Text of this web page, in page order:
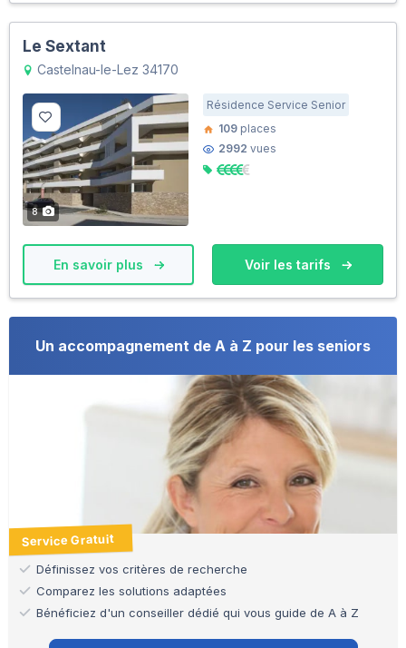
Le Sextant
Castelnau-le-Lez 34170
8
Résidence Service Senior
109 places
2992 vues
En savoir plus Voir les tarifs
Un accompagnement de A à Z pour les seniors
Service Gratuit
Définissez vos critères de recherche
Comparez les solutions adaptées
Bénéficiez d'un conseiller dédié qui vous guide de A à Z